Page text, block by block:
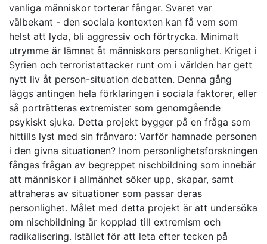
vanliga människor torterar fångar. Svaret var
välbekant - den sociala kontexten kan få vem som
helst att lyda, bli aggressiv och förtrycka. Minimalt
utrymme är lämnat åt människors personlighet. Kriget i
Syrien och terroristattacker runt om i världen har gett
nytt liv åt person-situation debatten. Denna gång
läggs antingen hela förklaringen i sociala faktorer, eller
så porträtteras extremister som genomgående
psykiskt sjuka. Detta projekt bygger på en fråga som
hittills lyst med sin frånvaro: Varför hamnade personen
i den givna situationen? Inom personlighetsforskningen
fångas frågan av begreppet nischbildning som innebär
att människor i allmänhet söker upp, skapar, samt
attraheras av situationer som passar deras
personlighet. Målet med detta projekt är att undersöka
om nischbildning är kopplad till extremism och
radikalisering. Istället för att leta efter tecken på